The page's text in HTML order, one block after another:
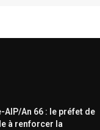
AIP/An 66 : le préfet de
à renforcer la